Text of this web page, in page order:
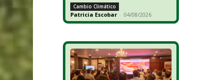
Cambio Climático
Patricia Escobar - 04/08/2026